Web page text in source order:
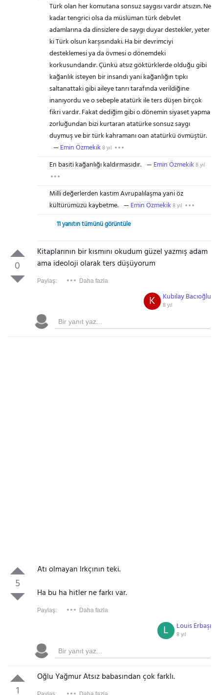
Türk olan her komutana sonsuz saygısı vardır atsızın. Ne
kadar tengrici olsa da müslüman türk debvlet
adamlarına da dinsizlere de saygı duyar destekler, yeter
ki Türk olsun karşısındaki. Ha bir devrimciyi
desteklemesi ya da övmesi o dönemdeki
korkusundandır. Çünkü atsız göktürklerde olduğu gibi
kağanlık isteyen bir insandı yani kağanlığın tıpkı
saltanattaki gibi aileye tanrı tarafında verildiğine
inanıyordu ve o sebeple atatürk ile ters düşen birçok
fikri vardır. Fakat dediğim gibi o dönemin siyaset yapma
zorluğundan bizi kurtaran atatürke sonsuz saygı
duymuş ve bir türk kahramanı oan atatürkü övmüştür.
Emin Özmekik 8 yıl
En basiti kağanlığı kaldırmasıdır. Emin Özmekik 8 yıl
Milli değerlerden kastım Avrupalılaşma yani öz
kültürümüzü kaybetme.
Emin Özmekik 8 yıl
11 yanıtın tümünü görüntüle
0
Kitaplarının bir kısmını okudum güzel yazmış adam
ama ideoloji olarak ters düşüyorum
Paylaş: Daha fazla
Kubilay Bacıoğlu
8 yıl
K
5
Atı olmayan Irkçının teki.
Ha bu ha hitler ne farkı var.
Paylaş: Daha fazla
Louis Erbaşı
8 yıl
L
1
Oğlu Yağmur Atsız babasından çok farklı.